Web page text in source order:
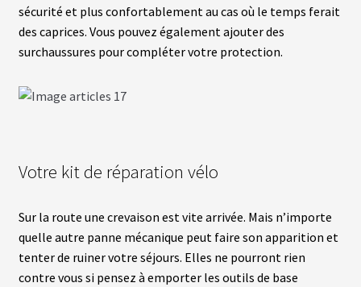
sécurité et plus confortablement au cas où le temps ferait
des caprices. Vous pouvez également ajouter des
surchaussures pour compléter votre protection.
Votre kit de réparation vélo
Sur la route une crevaison est vite arrivée. Mais n’importe
quelle autre panne mécanique peut faire son apparition et
tenter de ruiner votre séjours. Elles ne pourront rien
contre vous si pensez à emporter les outils de base